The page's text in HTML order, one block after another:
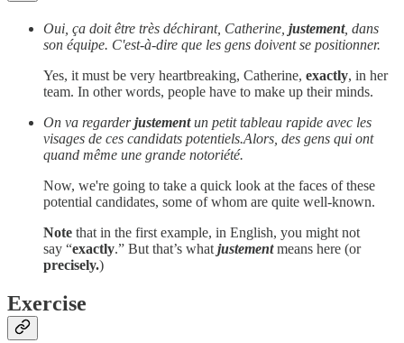
Oui, ça doit être très déchirant, Catherine, justement, dans
son équipe. C'est-à-dire que les gens doivent se positionner.
Yes, it must be very heartbreaking, Catherine, exactly, in her
team. In other words, people have to make up their minds.
On va regarderjustementun petit tableau rapide avec les
visages de ces candidats potentiels.Alors, des gens qui ont
quand même une grande notoriété.
Now, we're going to take a quick look at the faces of these
potential candidates, some of whom are quite well-known.
Note that in the first example, in English, you might not
say “exactly.” But that’s what justementmeans here (or
precisely.)
Exercise